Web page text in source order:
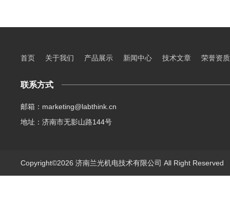
首页 关于我们 产品展示 新闻中心 技术文章 荣誉资质
联系方式
邮箱：marketing@labthink.cn
地址：济南市无影山路144号
Copyright©2026 济南兰光机电技术有限公司 All Right